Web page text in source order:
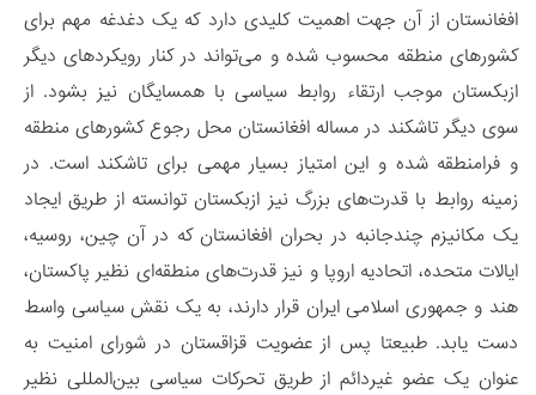
افغانستان از آن جهت اهمیت کلیدی دارد که یک دغدغه مهم برای
کشورهای منطقه محسوب شده و می‌تواند در کنار رویکردهای دیگر
ازبکستان موجب ارتقاء روابط سیاسی با همسایگان نیز بشود. از
سوی دیگر تاشکند در مساله افغانستان محل رجوع کشورهای منطقه
و فرامنطقه‌ شده و این امتیاز بسیار مهمی برای تاشکند است. در
زمینه روابط با قدرت‌های بزرگ نیز ازبکستان توانسته از طریق ایجاد
یک مکانیزم چندجانبه در بحران افغانستان که در آن چین، روسیه،
ایالات متحده، اتحادیه اروپا و نیز قدرت‌های منطقه‌ای نظیر پاکستان،
هند و جمهوری اسلامی ایران قرار دارند، به یک نقش سیاسی واسط
دست یابد. طبیعتا پس از عضویت قزاقستان در شورای امنیت به
عنوان یک عضو غیردائم از طریق تحرکات سیاسی بین‌المللی نظیر